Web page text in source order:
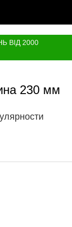
ВІД 2000
230 мм